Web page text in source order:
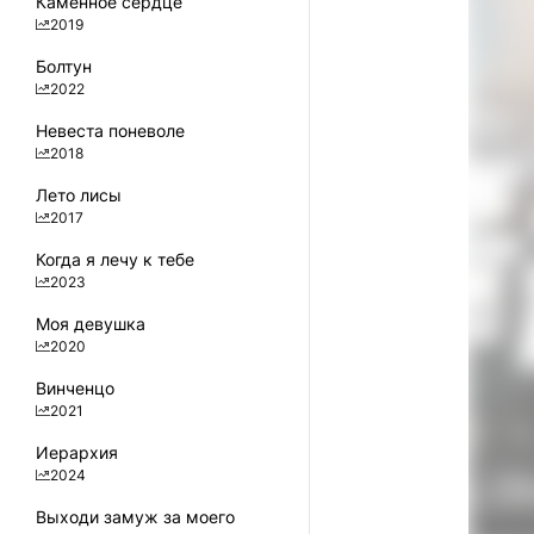
2019
Болтун
2022
Невеста поневоле
2018
Лето лисы
2017
Когда я лечу к тебе
2023
Моя девушка
2020
Винченцо
2021
Иерархия
2024
Выходи замуж за моего